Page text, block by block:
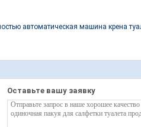
автоматическая машина крена
Оставьте вашу заявку